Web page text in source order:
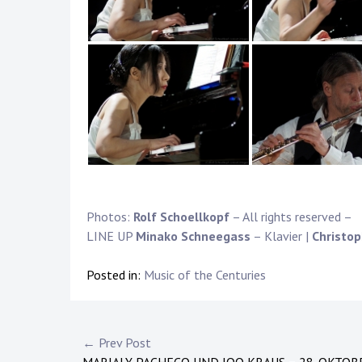
Photos: Rolf Schoellkopf – All rights reserved –
LINE UP Minako Schneegass – Klavier |
Posted in: Music of the Centuries
Post
← Prev Post